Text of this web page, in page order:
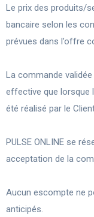
Le prix des produits/
bancaire selon les
prévues dans l’offre
La commande
effective que lorsque
été réalisé par le
PULSE ONLINE se
acceptation de la
Aucun escompte ne
anticipés.